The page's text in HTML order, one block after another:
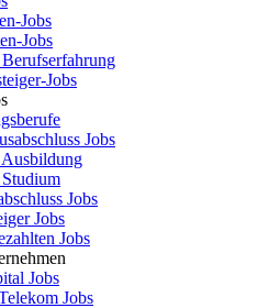
Jobs
Jobs
Jobs
Jobs
Ausbildung
Jobs
Jobs
Jobs
Jobs
Jobs